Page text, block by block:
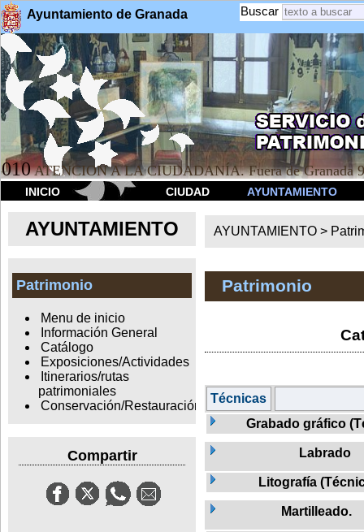
Ayuntamiento de Granada Buscar
010 ATENCION A LA CIUDADANÍA. Fuera de Granada
INICIO CIUDAD AYUNTAMIENTO
AYUNTAMIENTO
Patrimonio
Menu de inicio
Información General
Catálogo
Exposiciones/Actividades
Itinerarios/rutas
patrimoniales
Conservación/Restauración
Compartir
AYUNTAMIENTO >
Patrimonio
Técnicas
Grabado gráfico
Labrado
Litografía
Martilleado.